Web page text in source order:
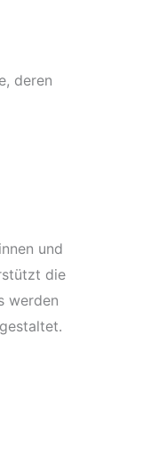
deren
und
die
werden